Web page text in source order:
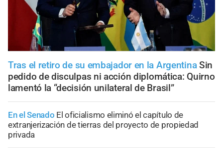
Tras el retiro de su embajador en la Argentina Sin
pedido de disculpas ni acción diplomática: Quirno
lamentó la “decisión unilateral de Brasil”
En el Senado El oficialismo eliminó el capítulo de
extranjerización de tierras del proyecto de propiedad
privada